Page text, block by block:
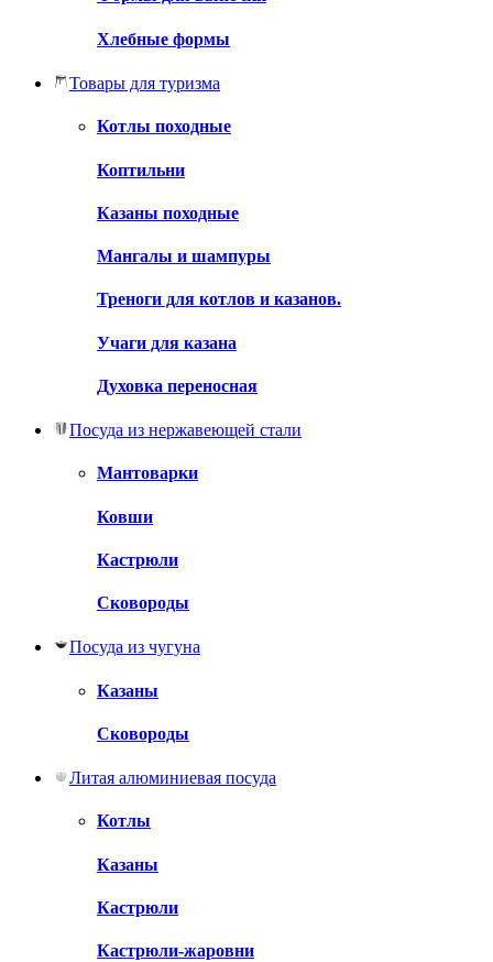
Хлебные формы
Товары для туризма
Котлы походные
Коптильни
Казаны походные
Мангалы и шампуры
Треноги для котлов и казанов.
Учаги для казана
Духовка переносная
Посуда из нержавеющей стали
Мантоварки
Ковши
Кастрюли
Сковороды
Посуда из чугуна
Казаны
Сковороды
Литая алюминиевая посуда
Котлы
Казаны
Кастрюли
Кастрюли-жаровни